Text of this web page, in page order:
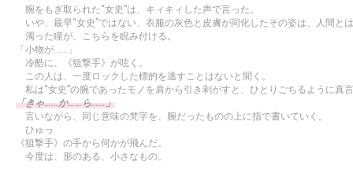
腕をもぎ取られた“女史”は、キィキィした声で言った。
いや、最早“女史”ではない、衣服の灰色と皮膚が同化したその姿は、人間と
濁った瞳が、こちらを睨み付ける。
「小物が……」
冷酷に、《狙撃手》が呟く。
この人は、一度ロックした標的を逃すことはないと聞く。
私は“女史”の腕であったモノを肩から引き剥がすと、ひとりごちるように真言
「きゃ……か……ら……」
言いながら、同じ意味の梵字を、腕だったものの上に指で書いていく。
ひゅっ
《狙撃手》の手から何かが飛んだ。
今度は、形のある、小さなもの。